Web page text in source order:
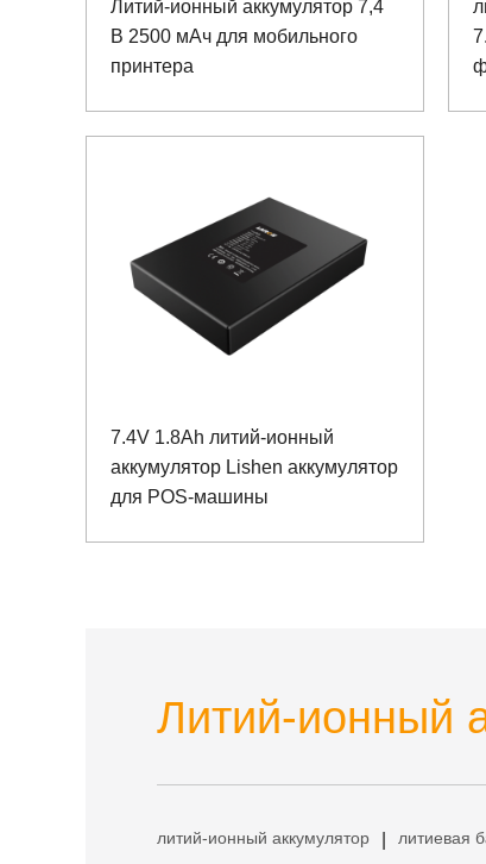
Литий-ионный аккумулятор 7,4
В 2500 мАч для мобильного
принтера
7.4V 1.8Ah литий-ионный
аккумулятор Lishen аккумулятор
для POS-машины
Литий-ионный
литий-ионный аккумулятор литиевая